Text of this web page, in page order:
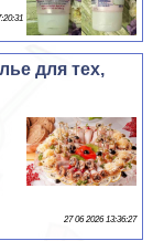
для тех,
27 06 2026 13:36:27